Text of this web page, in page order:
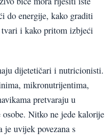
do energije, kako graditi
i kako pritom izbjeći
dijetetičari i nutricionisti.
mikronutrijentima,
pretvaraju u
osobe. Nitko ne jede kalorije
uvijek povezana s